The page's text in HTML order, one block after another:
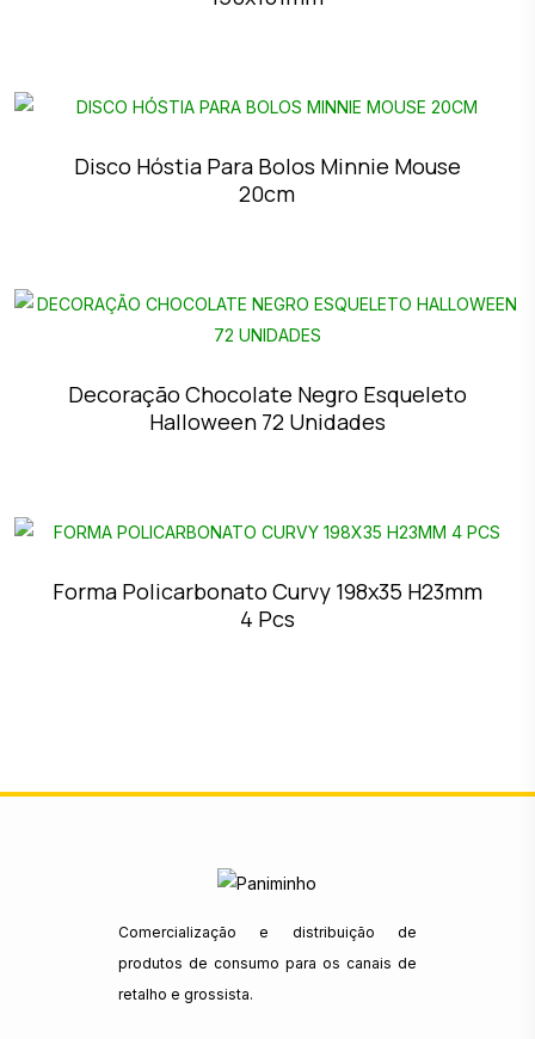
Disco Hóstia Para Bolos Minnie Mouse
20cm
Decoração Chocolate Negro Esqueleto
Halloween 72 Unidades
Forma Policarbonato Curvy 198x35 H23mm
4 Pcs
Comercialização e distribuição de
produtos de consumo para os canais de
retalho e grossista.